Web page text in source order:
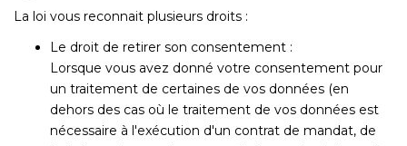
La loi vous reconnait plusieurs droits :
Le droit de retirer son consentement :
Lorsque vous avez donné votre consentement pour
un traitement de certaines de vos données (en
dehors des cas où le traitement de vos données est
nécessaire à l'exécution d'un contrat de mandat, de